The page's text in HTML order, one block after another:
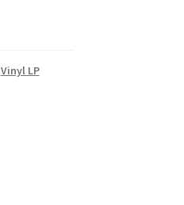
Vinyl LP